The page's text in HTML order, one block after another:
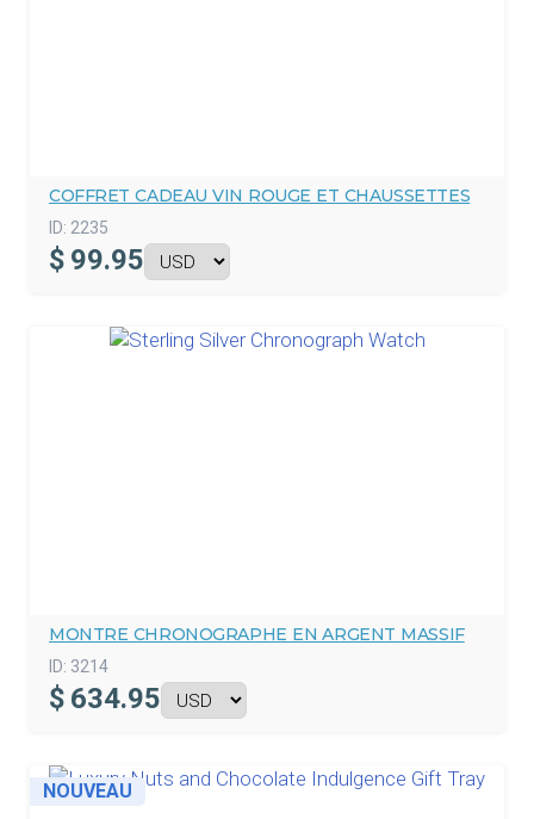
COFFRET CADEAU VIN ROUGE ET CHAUSSETTES
ID: 2235
$ 99.95
MONTRE CHRONOGRAPHE EN ARGENT MASSIF
ID: 3214
$ 634.95
NOUVEAU